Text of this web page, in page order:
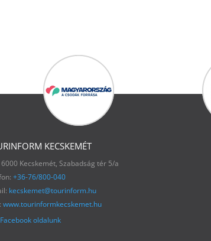
KECSKEMÉT
6000 Kecskemét, Szabadság tér 5/a
+36-76/800-040
kecskemet@tourinform.hu
www.tourinformkecskemet.hu
oldalunk